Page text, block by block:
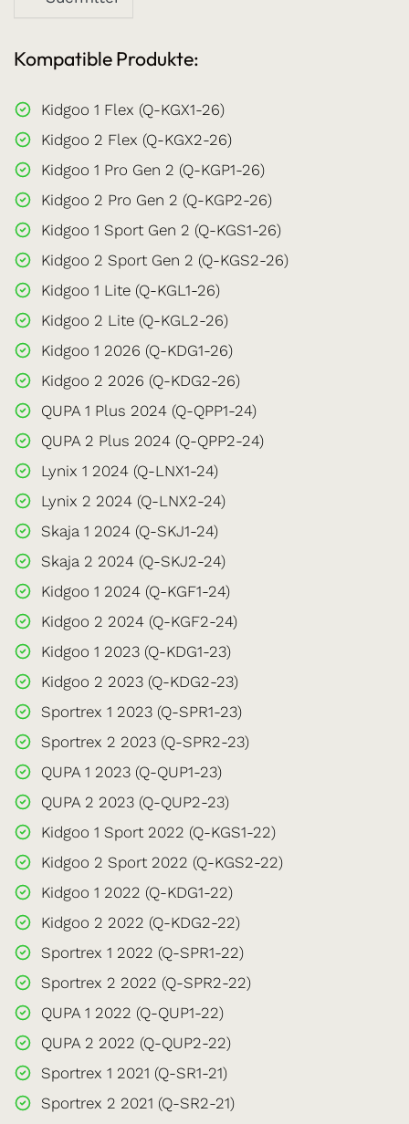
Kompatible Produkte:
Kidgoo 1 Flex (Q-KGX1-26)
Kidgoo 2 Flex (Q-KGX2-26)
Kidgoo 1 Pro Gen 2 (Q-KGP1-26)
Kidgoo 2 Pro Gen 2 (Q-KGP2-26)
Kidgoo 1 Sport Gen 2 (Q-KGS1-26)
Kidgoo 2 Sport Gen 2 (Q-KGS2-26)
Kidgoo 1 Lite (Q-KGL1-26)
Kidgoo 2 Lite (Q-KGL2-26)
Kidgoo 1 2026 (Q-KDG1-26)
Kidgoo 2 2026 (Q-KDG2-26)
QUPA 1 Plus 2024 (Q-QPP1-24)
QUPA 2 Plus 2024 (Q-QPP2-24)
Lynix 1 2024 (Q-LNX1-24)
Lynix 2 2024 (Q-LNX2-24)
Skaja 1 2024 (Q-SKJ1-24)
Skaja 2 2024 (Q-SKJ2-24)
Kidgoo 1 2024 (Q-KGF1-24)
Kidgoo 2 2024 (Q-KGF2-24)
Kidgoo 1 2023 (Q-KDG1-23)
Kidgoo 2 2023 (Q-KDG2-23)
Sportrex 1 2023 (Q-SPR1-23)
Sportrex 2 2023 (Q-SPR2-23)
QUPA 1 2023 (Q-QUP1-23)
QUPA 2 2023 (Q-QUP2-23)
Kidgoo 1 Sport 2022 (Q-KGS1-22)
Kidgoo 2 Sport 2022 (Q-KGS2-22)
Kidgoo 1 2022 (Q-KDG1-22)
Kidgoo 2 2022 (Q-KDG2-22)
Sportrex 1 2022 (Q-SPR1-22)
Sportrex 2 2022 (Q-SPR2-22)
QUPA 1 2022 (Q-QUP1-22)
QUPA 2 2022 (Q-QUP2-22)
Sportrex 1 2021 (Q-SR1-21)
Sportrex 2 2021 (Q-SR2-21)